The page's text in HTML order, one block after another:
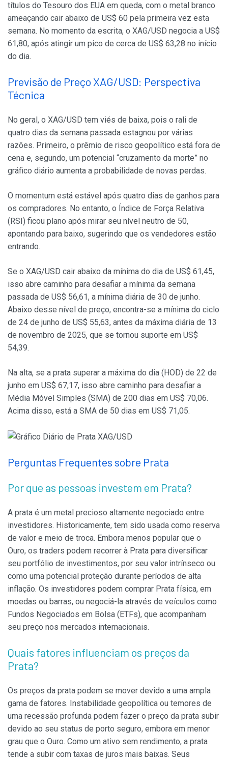
títulos do Tesouro dos EUA em queda, com o metal branco
ameaçando cair abaixo de US$ 60 pela primeira vez esta
semana. No momento da escrita, o XAG/USD negocia a US$
61,80, após atingir um pico de cerca de US$ 63,28 no início
do dia.
Previsão de Preço XAG/USD: Perspectiva
Técnica
No geral, o XAG/USD tem viés de baixa, pois o rali de
quatro dias da semana passada estagnou por várias
razões. Primeiro, o prêmio de risco geopolítico está fora de
cena e, segundo, um potencial “cruzamento da morte” no
gráfico diário aumenta a probabilidade de novas perdas.
O momentum está estável após quatro dias de ganhos para
os compradores. No entanto, o Índice de Força Relativa
(RSI) ficou plano após mirar seu nível neutro de 50,
apontando para baixo, sugerindo que os vendedores estão
entrando.
Se o XAG/USD cair abaixo da mínima do dia de US$ 61,45,
isso abre caminho para desafiar a mínima da semana
passada de US$ 56,61, a mínima diária de 30 de junho.
Abaixo desse nível de preço, encontra-se a mínima do ciclo
de 24 de junho de US$ 55,63, antes da máxima diária de 13
de novembro de 2025, que se tornou suporte em US$
54,39.
Na alta, se a prata superar a máxima do dia (HOD) de 22 de
junho em US$ 67,17, isso abre caminho para desafiar a
Média Móvel Simples (SMA) de 200 dias em US$ 70,06.
Acima disso, está a SMA de 50 dias em US$ 71,05.
Perguntas Frequentes sobre Prata
Por que as pessoas investem em Prata?
A prata é um metal precioso altamente negociado entre
investidores. Historicamente, tem sido usada como reserva
de valor e meio de troca. Embora menos popular que o
Ouro, os traders podem recorrer à Prata para diversificar
seu portfólio de investimentos, por seu valor intrínseco ou
como uma potencial proteção durante períodos de alta
inflação. Os investidores podem comprar Prata física, em
moedas ou barras, ou negociá-la através de veículos como
Fundos Negociados em Bolsa (ETFs), que acompanham
seu preço nos mercados internacionais.
Quais fatores influenciam os preços da
Prata?
Os preços da prata podem se mover devido a uma ampla
gama de fatores. Instabilidade geopolítica ou temores de
uma recessão profunda podem fazer o preço da prata subir
devido ao seu status de porto seguro, embora em menor
grau que o Ouro. Como um ativo sem rendimento, a prata
tende a subir com taxas de juros mais baixas. Seus